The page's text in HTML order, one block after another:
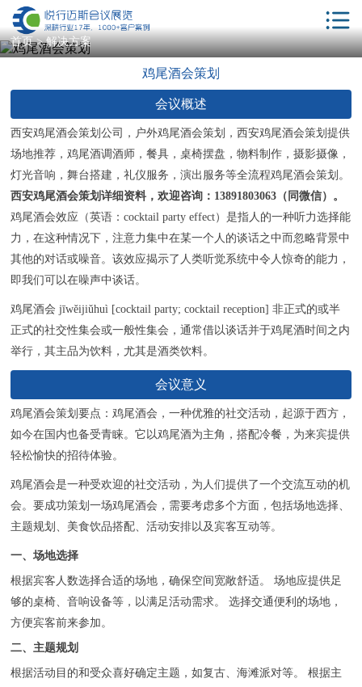
首页
会议酒店
年会策划
客户案例
新闻动态
会议学院
关于我们
联系我们
首页>解决方案
鸡尾酒会策划
会议概述
西安鸡尾酒会策划公司，户外鸡尾酒会策划，西安鸡尾酒会策划提供
场地推荐，鸡尾酒调酒师，餐具，桌椅摆盘，物料制作，摄影摄像，
灯光音响，舞台搭建，礼仪服务，演出服务等全流程鸡尾酒会策划。
西安鸡尾酒会策划详细资料 ，欢迎咨询：13891803063（同微信）。
鸡尾酒会效应（英语：cocktail party effect）是指人的一种听力选择能
力，在这种情况下，注意力集中在某一个人的谈话之中而忽略背景中
其他的对话或噪音。该效应揭示了人类听觉系统中令人惊奇的能力，
即我们可以在噪声中谈话。
鸡尾酒会 jīwěijiǔhuì [cocktail party; cocktail reception] 非正式的或半
正式的社交性集会或一般性集会，通常借以谈话并于鸡尾酒时间之内
举行，其主品为饮料，尤其是酒类饮料。
会议意义
鸡尾酒会策划要点：鸡尾酒会，一种优雅的社交活动，起源于西方，
如今在国内也备受青睐。它以鸡尾酒为主角，搭配冷餐，为来宾提供
轻松愉快的招待体验。
鸡尾酒会是一种受欢迎的社交活动，为人们提供了一个交流互动的机
会。要成功策划一场鸡尾酒会，需要考虑多个方面，包括场地选择、
主题规划、美食饮品搭配、活动安排以及宾客互动等。
一、场地选择
根据宾客人数选择合适的场地，确保空间宽敞舒适。 场地应提供足
够的桌椅、音响设备等，以满足活动需求。 选择交通便利的场地，
方便宾客前来参加。
二、主题规划
根据活动目的和受众喜好确定主题，如复古、海滩派对等。 根据主